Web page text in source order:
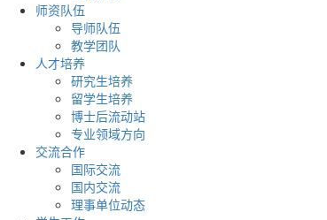
师资队伍
导师队伍
教学团队
人才培养
研究生培养
留学生培养
博士后流动站
专业领域方向
交流合作
国际交流
国内交流
理事单位动态